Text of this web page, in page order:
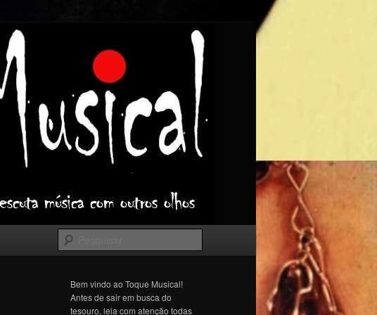
Bem vindo ao Toque Musical!
Antes de sair em busca do
tesouro, leia com atenção todas